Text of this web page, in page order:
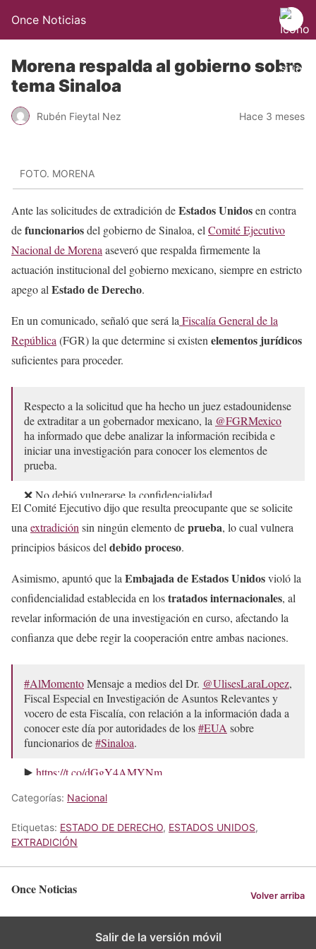
Once Noticias
Morena respalda al gobierno sobre
tema Sinaloa
Rubén Fieytal Nez Hace 3 meses
FOTO. MORENA
Ante las solicitudes de extradición deEstados Unidosen contra
defuncionariosdel gobierno de Sinaloa, el Comité Ejecutivo
Nacional de Morena aseveró que respalda firmemente la
actuación institucional del gobierno mexicano, siempre en estricto
apego al Estado de Derecho.
En un comunicado, señaló que será la Fiscalía General de la
República (FGR) la que determine si existen elementos jurídicos
suficientes para proceder.
Respecto a la solicitud que ha hecho un juez estadounidense
de extraditar a un gobernador mexicano, la @FGRMexico
ha informado que debe analizar la información recibida e
iniciar una investigación para conocer los elementos de
prueba.
❌ No debió vulnerarse la confidencialidad…
https://t.co/ymBRAjI6XH
— Citlalli Hernández Mora (@CitlaHM)April 30, 2026
El Comité Ejecutivo dijo que resulta preocupante que se solicite
una extradición sin ningún elemento deprueba, lo cual vulnera
principios básicos del debido proceso.
Asimismo, apuntó que la Embajada de Estados Unidosvioló la
confidencialidad establecida en lostratados internacionales, al
revelar información de una investigación en curso, afectando la
confianza que debe regir la cooperación entre ambas naciones.
#AlMomentoMensaje a medios del Dr. @UlisesLaraLopez,
Fiscal Especial en Investigación de Asuntos Relevantes y
vocero de esta Fiscalía, con relación a la información dada a
conocer este día por autoridades de los#EUA sobre
funcionarios de#Sinaloa.
▶️ https://t.co/dGgY4AMYNm
— FGR México (@FGRMexico)
Categorías: Nacional
Etiquetas: ESTADO DE DERECHO, ESTADOS UNIDOS,
EXTRADICIÓN
Once Noticias Volver arriba
Salir de la versión móvil